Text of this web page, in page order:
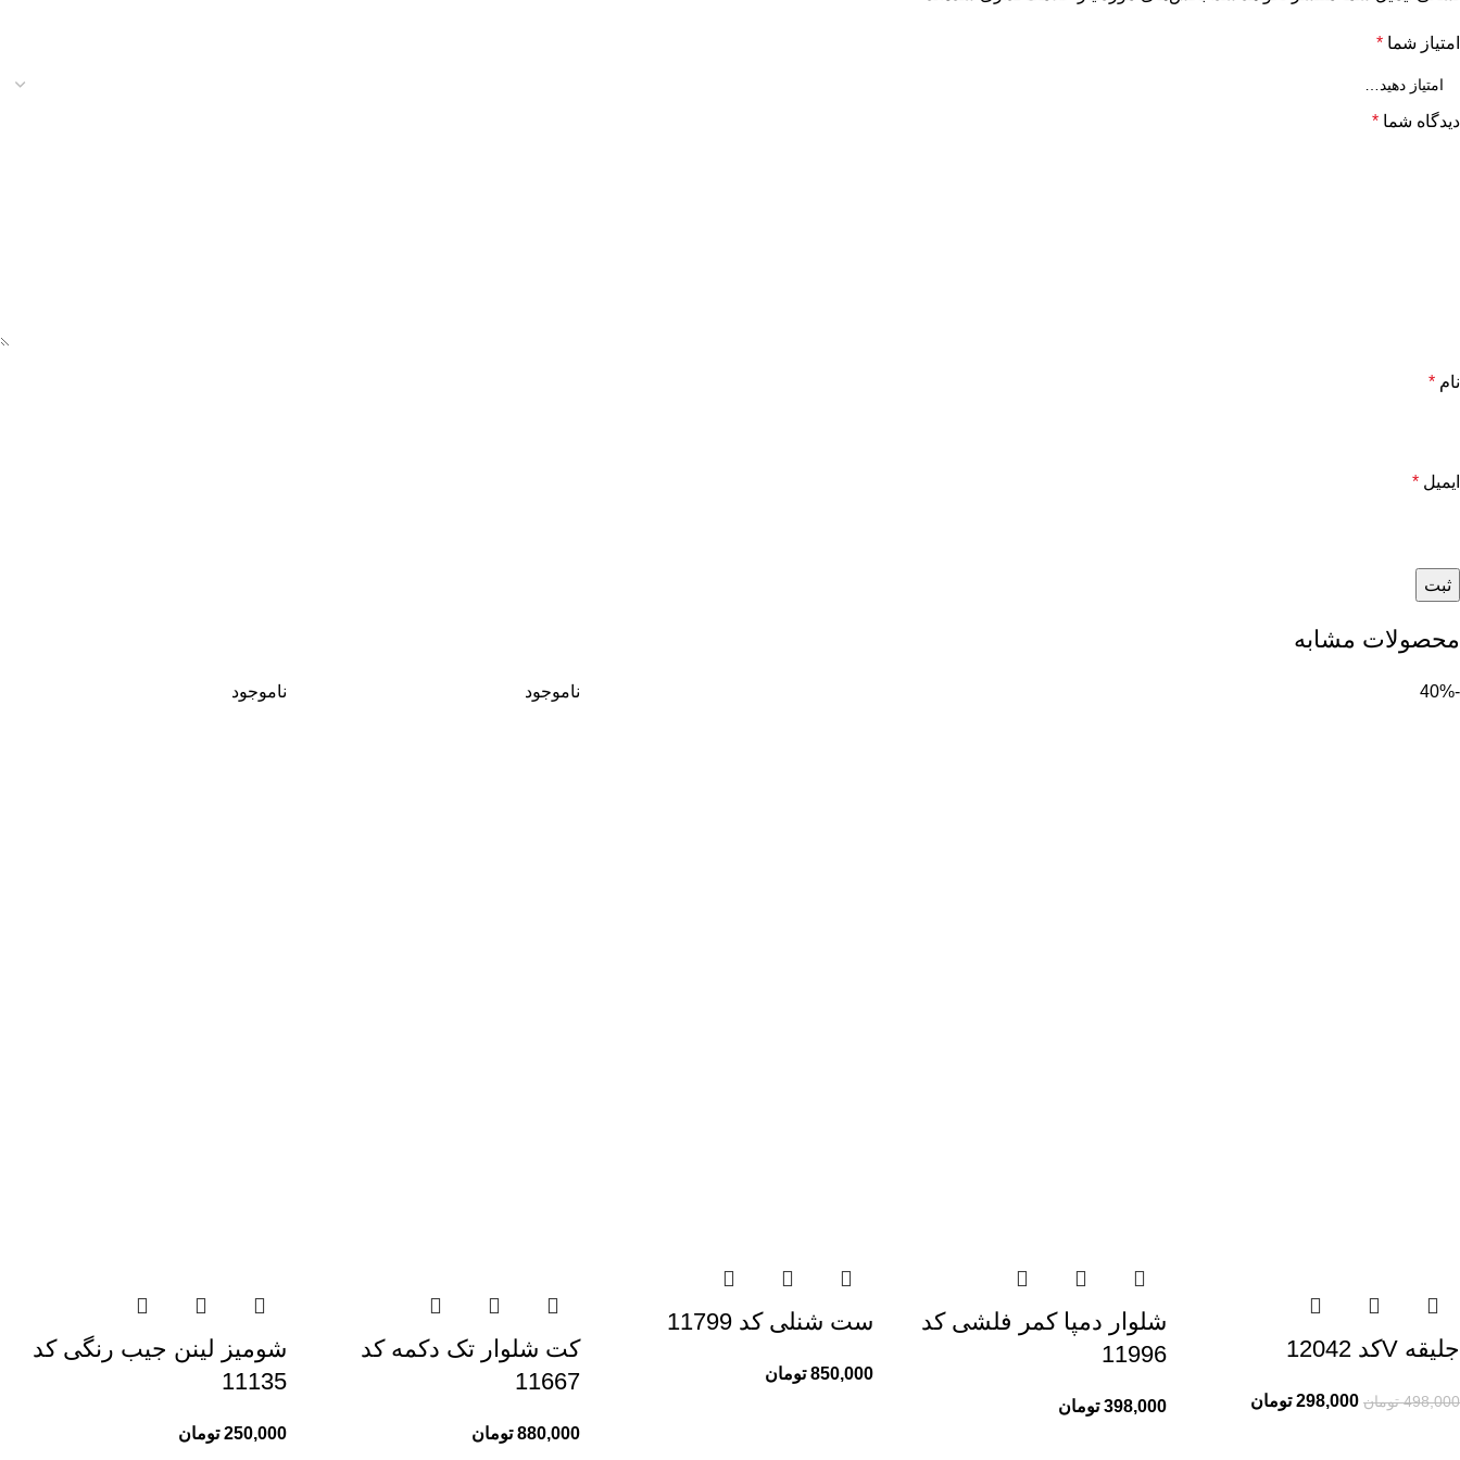
امتیاز شما *
دیدگاه شما *
نام *
ایمیل *
محصولات مشابه
-40%
جلیقه Vکد 12042
498,000 تومان 298,000 تومان
شلوار دمپا کمر فلشی کد
11996
398,000 تومان
ست شنلی کد 11799
850,000 تومان
ناموجود
کت شلوار تک دکمه کد
11667
880,000 تومان
ناموجود
شومیز لینن جیب رنگی کد
11135
250,000 تومان